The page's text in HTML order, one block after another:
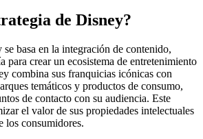
de Disney?
basa en la integración de contenido,
para crear un ecosistema de entretenimiento
combina sus franquicias icónicas con
temáticos y productos de consumo,
de contacto con su audiencia. Este
el valor de sus propiedades intelectuales
los consumidores.